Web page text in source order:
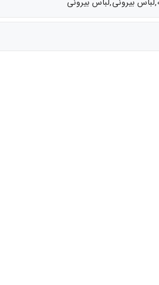
بیرونی,لباس بیرونی